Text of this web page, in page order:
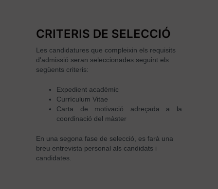
CRITERIS DE SELECCIÓ
Les candidatures que compleixin els requisits
d'admissió seran seleccionades seguint els
següents criteris:
Expedient acadèmic
Currículum Vitae
Carta de motivació adreçada a la
coordinació del màster
En una segona fase de selecció, es farà una
breu entrevista personal als candidats i
candidates.